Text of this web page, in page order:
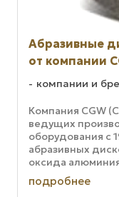
Абразивные
от компании
компании и
Компания CGW
ведущих
оборудования с
абразивных
оксида
...
подробнее